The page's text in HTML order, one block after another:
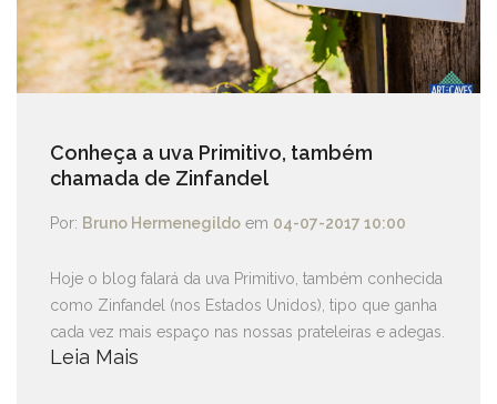
Conheça a uva Primitivo, também
chamada de Zinfandel
Por: Bruno Hermenegildo em 04-07-2017 10:00
Hoje o blog falará da uva Primitivo, também conhecida
como Zinfandel (nos Estados Unidos), tipo que ganha
cada vez mais espaço nas nossas prateleiras e adegas.
Leia Mais